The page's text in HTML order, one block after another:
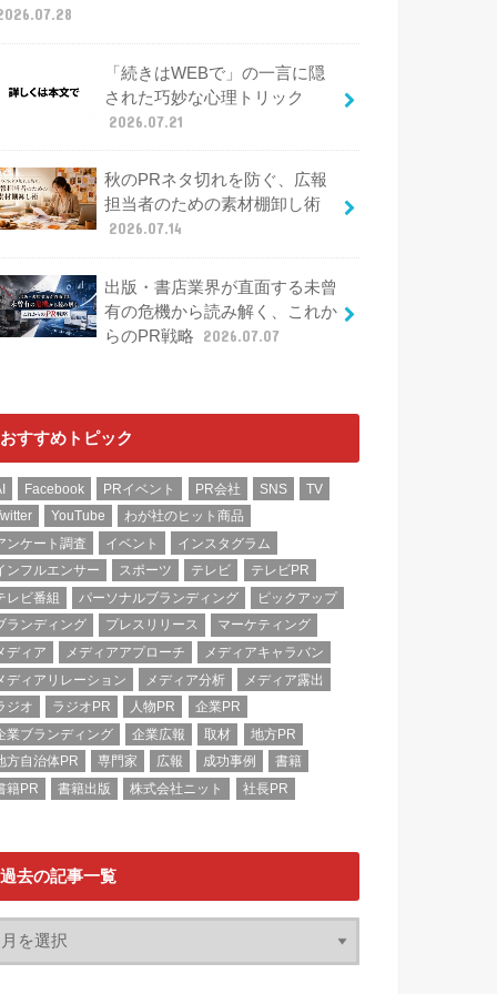
「続きはWEBで」の一言に隠
された巧妙な心理トリック
2026.07.21
秋のPRネタ切れを防ぐ、広報
担当者のための素材棚卸し術
2026.07.14
出版・書店業界が直面する未曾
有の危機から読み解く、これか
らのPR戦略
2026.07.07
おすすめトピック
Facebook PRイベント PR会社 SNS
TV
YouTube
わが社のヒット商品
ンケート調査
イベント
インスタグラム
ンフルエンサー
スポーツ テレビ
テレビPR
レビ番組
パーソナルブランディング
ピックアップ
ランディング
プレスリリース
マーケティング
ディア
メディアアプローチ
メディアキャラバン
ディアリレーション
メディア分析
メディア露出
ジオ
ラジオPR 人物PR
企業PR
業ブランディング
企業広報 取材
地方PR
方自治体PR
専門家 広報 成功事例
書籍
籍PR
書籍出版 株式会社ニット 社長PR
過去の記事一覧